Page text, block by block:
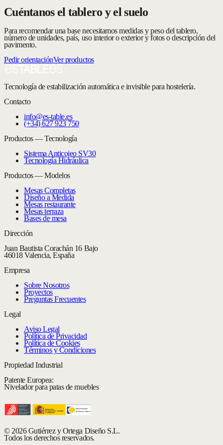
Cuéntanos el tablero y el suelo
Para recomendar una base necesitamos medidas y peso del tablero,
número de unidades, país, uso interior o exterior y fotos o descripción del
pavimento.
Pedir orientaciónVer productos
Tecnología de estabilización automática e invisible para hostelería.
Contacto
info@es-table.es
(+34) 627 923 750
Productos — Tecnología
Sistema Anticojeo SV30
Tecnología Hidráulica
Productos — Modelos
Mesas Completas
Diseño a Medida
Mesas restaurante
Mesas terraza
Bases de mesa
Dirección
Juan Bautista Corachán 16 Bajo
46018 Valencia, España
Empresa
Sobre Nosotros
Proyectos
Preguntas Frecuentes
Legal
Aviso Legal
Política de Privacidad
Política de Cookies
Términos y Condiciones
Propiedad Industrial
Patente Europea:
Nivelador para patas de muebles
© 2026 Gutiérrez y Ortega Diseño S.L.
Todos los derechos reservados.